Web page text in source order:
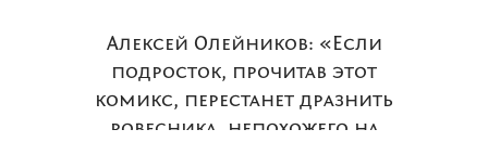
Алексей Олейников: «Если
подросток, прочитав этот
комикс, перестанет дразнить
ровесника, непохожего на